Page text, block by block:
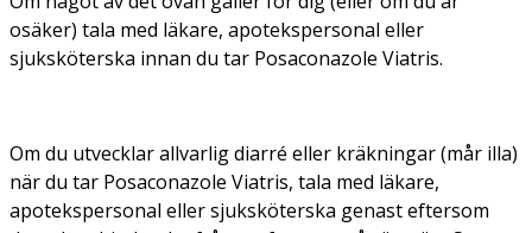
osäker) tala med läkare, apotekspersonal eller
sjuksköterska innan du tar Posaconazole Viatris.
Om du utvecklar allvarlig diarré eller kräkningar (mår illa)
när du tar Posaconazole Viatris, tala med läkare,
apotekspersonal eller sjuksköterska genast eftersom